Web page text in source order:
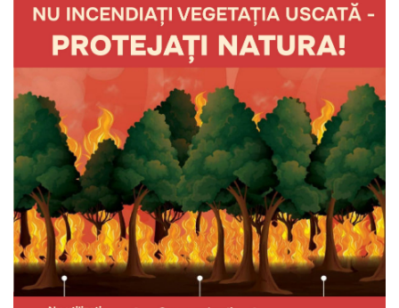
Deciziile
Consiliului
Procese-
verbale
ale
Consiliului
Ședințe
online